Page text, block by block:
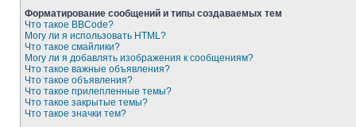
Форматирование сообщений и типы создаваемых тем
Что такое BBCode?
Могу ли я использовать HTML?
Что такое смайлики?
Могу ли я добавлять изображения к сообщениям?
Что такое важные объявления?
Что такое объявления?
Что такое прилепленные темы?
Что такое закрытые темы?
Что такое значки тем?